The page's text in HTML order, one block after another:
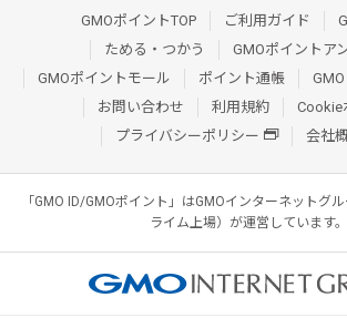
GMOポイントTOP ご利用ガイド
ためる・つかう
GMOポイントア
GMOポイントモール
ポイント通帳
お問い合わせ
利用規約
Cookie
プライバシーポリシー
会社
「GMO ID/GMOポイント」はGMOインターネットグ
ライム上場）が運営しています。